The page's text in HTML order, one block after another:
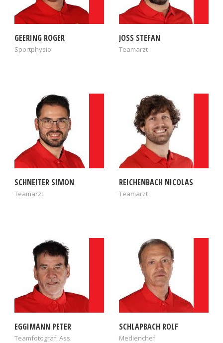
GEERING ROGER
Sportphysio
JOSS STEFAN
Teamarzt
SCHNEITER SIMON
Teamarzt
REICHENBACH NICOLAS
Teamarzt
EGGIMANN PETER
Teamfotograf, Ass.
SCHLAPBACH ROLF
Medienchef